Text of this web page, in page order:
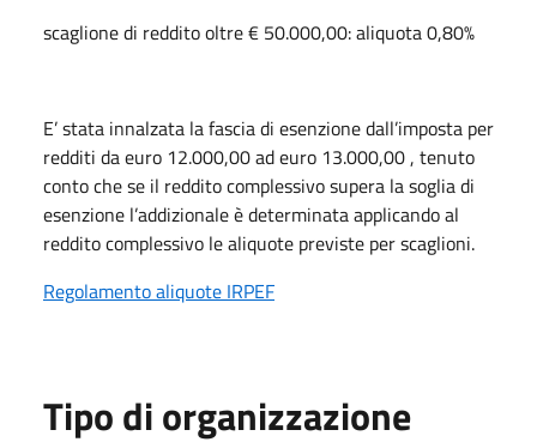
scaglione di reddito oltre € 50.000,00: aliquota 0,80%
E’ stata innalzata la fascia di esenzione dall’imposta per
redditi da euro 12.000,00 ad euro 13.000,00 , tenuto
conto che se il reddito complessivo supera la soglia di
esenzione l’addizionale è determinata applicando al
reddito complessivo le aliquote previste per scaglioni.
Regolamento aliquote IRPEF
Tipo di organizzazione